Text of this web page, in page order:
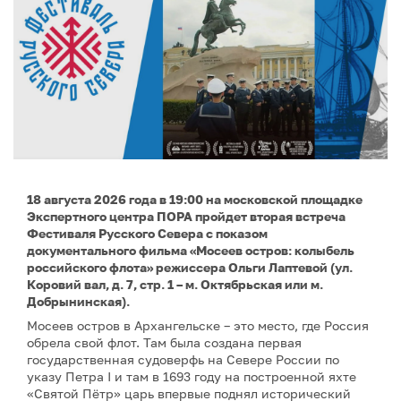
18 августа 2026 года в 19:00 на московской площадке
Экспертного центра ПОРА пройдет вторая встреча
Фестиваля Русского Севера с показом
документального фильма «Мосеев остров: колыбель
российского флота» режиссера Ольги Лаптевой (ул.
Коровий вал, д. 7, стр. 1 – м. Октябрьская или м.
Добрынинская).
Мосеев остров в Архангельске – это место, где Россия
обрела свой флот. Там была создана первая
государственная судоверфь на Севере России по
указу Петра I и там в 1693 году на построенной яхте
«Святой Пётр» царь впервые поднял исторический